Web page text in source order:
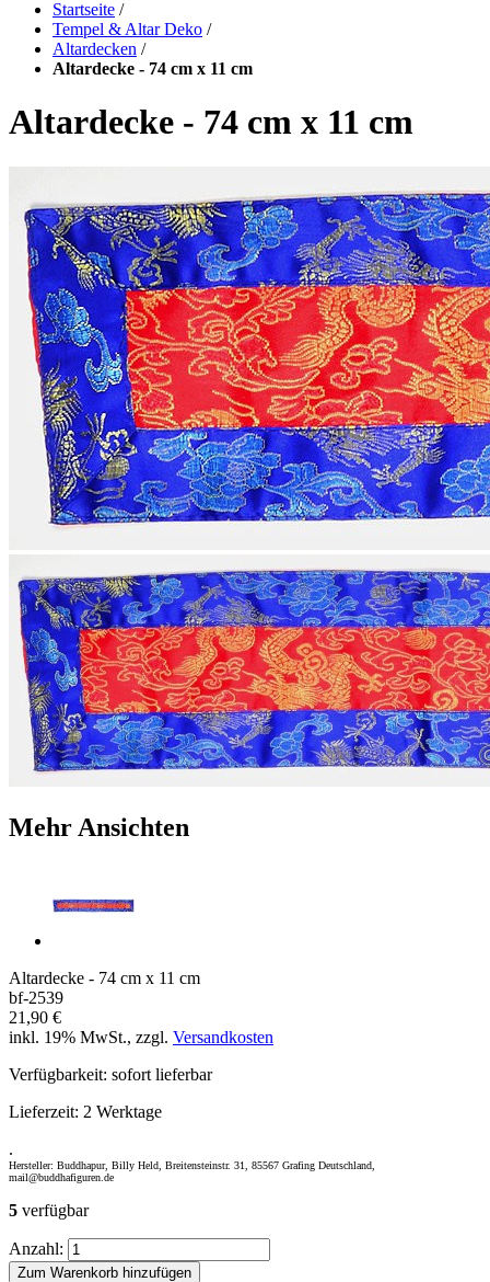
Startseite /
Tempel & Altar Deko /
Altardecken /
Altardecke - 74 cm x 11 cm
Altardecke - 74 cm x 11 cm
Mehr Ansichten
Altardecke - 74 cm x 11 cm
bf-2539
21,90 €
inkl. 19% MwSt., zzgl. Versandkosten
Verfügbarkeit: sofort lieferbar
Lieferzeit: 2 Werktage
.
Hersteller: Buddhapur, Billy Held, Breitensteinstr. 31, 85567 Grafing Deutschland,
mail@buddhafiguren.de
5 verfügbar
Anzahl:
Zum Warenkorb hinzufügen